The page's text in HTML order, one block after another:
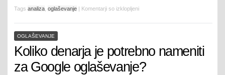
Tags analiza oglaševanje | Komentarji so izklopljeni
OGLAŠEVANJE
Koliko denarja je potrebno nameniti
za Google oglaševanje?